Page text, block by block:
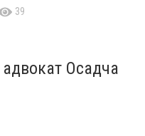
39
Осадча